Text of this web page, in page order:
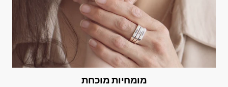
מומחיות מוכחת